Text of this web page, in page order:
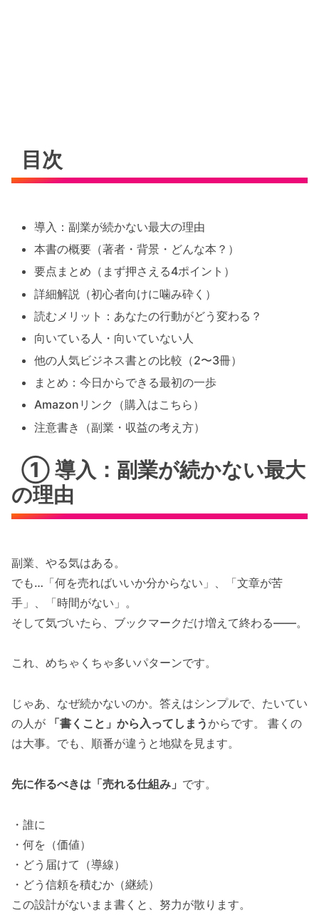
目次
導入：副業が続かない最大の理由
本書の概要（著者・背景・どんな本？）
要点まとめ（まず押さえる4ポイント）
詳細解説（初心者向けに噛み砕く）
読むメリット：あなたの行動がどう変わる？
向いている人・向いていない人
他の人気ビジネス書との比較（2〜3冊）
まとめ：今日からできる最初の一歩
Amazonリンク（購入はこちら）
注意書き（副業・収益の考え方）
① 導入：副業が続かない最大
の理由
副業、やる気はある。
でも… 「何を売ればいいか分からない」
「文章が苦
手」
「時間がない」 。
そして気づいたら、ブックマークだけ増えて終わる――。
これ、めちゃくちゃ多いパターンです。
じゃあ、なぜ続かないのか。答えはシンプルで、たいてい
の人が
「書くこと」から入ってしまうからです。 書くの
は大事。でも、順番が違うと地獄を見ます。
先に作るべきは「売れる仕組み」 です。
・誰に
・何を（価値）
・どう届けて（導線）
・どう信頼を積むか（継続）
この設計がないまま書くと、努力が散ります。